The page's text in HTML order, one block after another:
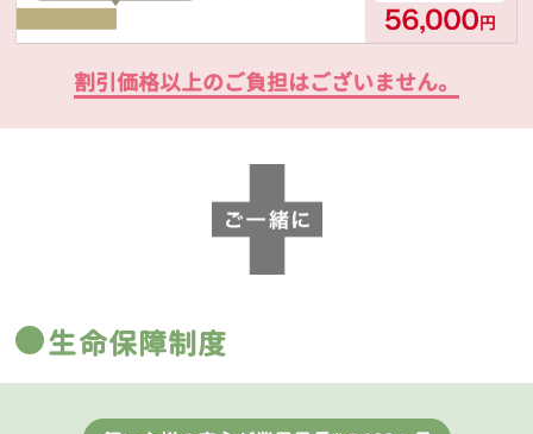
割引価格以上のご負担はございません。
生命保障制度